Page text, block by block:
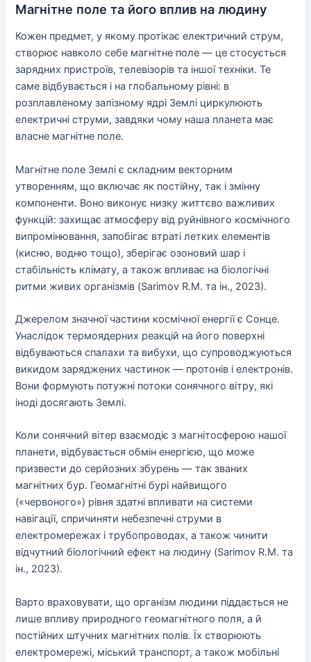
Магнітне поле та його вплив на людину
Кожен предмет, у якому протікає електричний струм,
створює навколо себе магнітне поле — це стосується
зарядних пристроїв, телевізорів та іншої техніки. Те
саме відбувається і на глобальному рівні: в
розплавленому залізному ядрі Землі циркулюють
електричні струми, завдяки чому наша планета має
власне магнітне поле.
Магнітне поле Землі є складним векторним
утворенням, що включає як постійну, так і змінну
компоненти. Воно виконує низку життєво важливих
функцій: захищає атмосферу від руйнівного космічного
випромінювання, запобігає втраті летких елементів
(кисню, водню тощо), зберігає озоновий шар і
стабільність клімату, а також впливає на біологічні
ритми живих організмів (Sarimov R.M. та ін., 2023).
Джерелом значної частини космічної енергії є Сонце.
Унаслідок термоядерних реакцій на його поверхні
відбуваються спалахи та вибухи, що супроводжуються
викидом заряджених частинок — протонів і електронів.
Вони формують потужні потоки сонячного вітру, які
іноді досягають Землі.
Коли сонячний вітер взаємодіє з магнітосферою нашої
планети, відбувається обмін енергією, що може
призвести до серйозних збурень — так званих
магнітних бур. Геомагнітні бурі найвищого
(«червоного») рівня здатні впливати на системи
навігації, спричиняти небезпечні струми в
електромережах і трубопроводах, а також чинити
відчутний біологічний ефект на людину (Sarimov R.M. та
ін., 2023).
Варто враховувати, що організм людини піддається не
лише впливу природного геомагнітного поля, а й
постійних штучних магнітних полів. Їх створюють
електромережі, міський транспорт, а також мобільні